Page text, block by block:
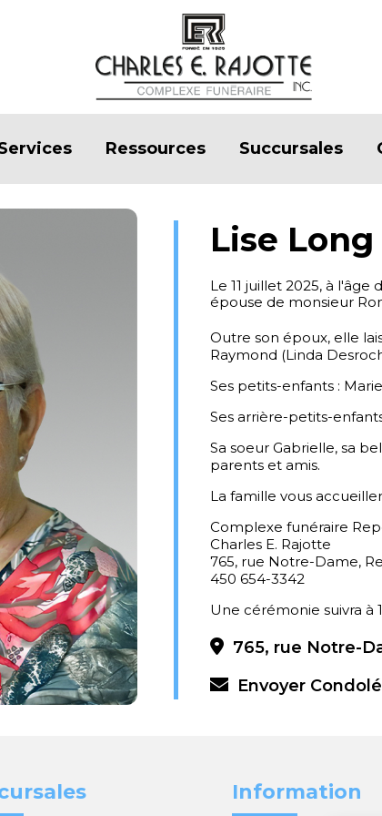
Ressources Succursales
Lise Long
Le 11 juillet 2025, à
épouse de monsieur
Outre son époux, elle
Raymond (Linda
Ses petits-enfants :
Ses arrière-petits-
Sa soeur Gabrielle, sa
parents et amis.
La famille vous
Complexe funéraire
Charles E. Rajotte
765, rue Notre-Dame,
450 654-3342
Une cérémonie suivra à
765, rue Notre-
Envoyer
Information